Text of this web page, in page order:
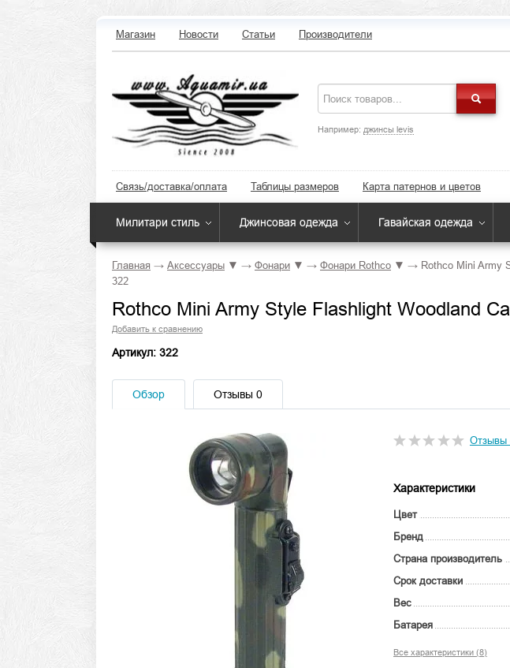
Магазин Новости Статьи Производители
Например: джинсы levis
Связь/доставка/оплата Таблицы размеров Карта патернов и цветов
Милитари стиль Джинсовая одежда Гавайская одежда
Главная → Аксессуары ▼ → Фонари ▼ → Фонари Rothco ▼ → Rothco Mini Army
322
Rothco Mini Army Style Flashlight Woodland
Добавить к сравнению
Артикул: 322
Обзор Отзывы 0
Отзывы
Характеристики
Цвет
Бренд
Страна производитель
Срок доставки
Вес
Батарея
Все характеристики (8)